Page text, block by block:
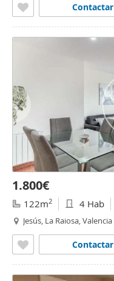
Contactar
1.800€
122m2 4 Hab
Jesús, La Raiosa, Valencia
Contactar